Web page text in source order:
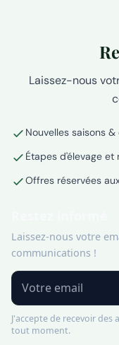
Laissez-nous
Nouvelles saisons
Étapes d'élevage
Offres réservées
Laissez-nous votre
communications !
J'accepte de recevoir des
tout moment.